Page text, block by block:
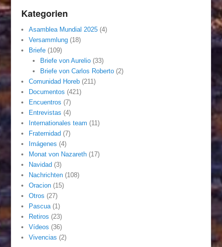
Kategorien
Asamblea Mundial 2025 (4)
Versammlung (18)
Briefe (109)
Briefe von Aurelio(33)
Briefe von Carlos Roberto(2)
Comunidad Horeb (211)
Documentos (421)
Encuentros (7)
Entrevistas (4)
Internationales team (11)
Fraternidad (7)
Imágenes (4)
Monat von Nazareth (17)
Navidad (3)
Nachrichten (108)
Oracion (15)
Otros (27)
Pascua (1)
Retiros (23)
Vídeos (36)
Vivencias (2)